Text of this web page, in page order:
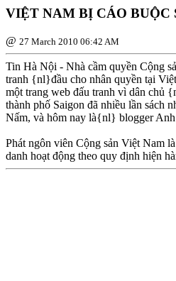
VIỆT NAM BỊ CÁO BUỘC
@ 27 March 2010 06:42 AM
Tin Hà Nội - Nhà cầm quyền Cộng
tranh {nl}đầu cho nhân quyền tại
một trang web đấu tranh vì dân chủ
thành phố Saigon đã nhiều lần
Nấm, và hôm nay là{nl} blogger
Phát ngôn viên Cộng sản Việt Nam
danh hoạt động theo quy định hiện